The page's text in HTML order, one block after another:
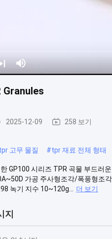
Granules
2025-12-09 258 보기
고무 물질 #tpr 재료 전체 형태
GP100 시리즈 TPR 곡물 부드러
가공 주사형조각/폭풍형조
녹기 지수 10~120g...
더 보기
지